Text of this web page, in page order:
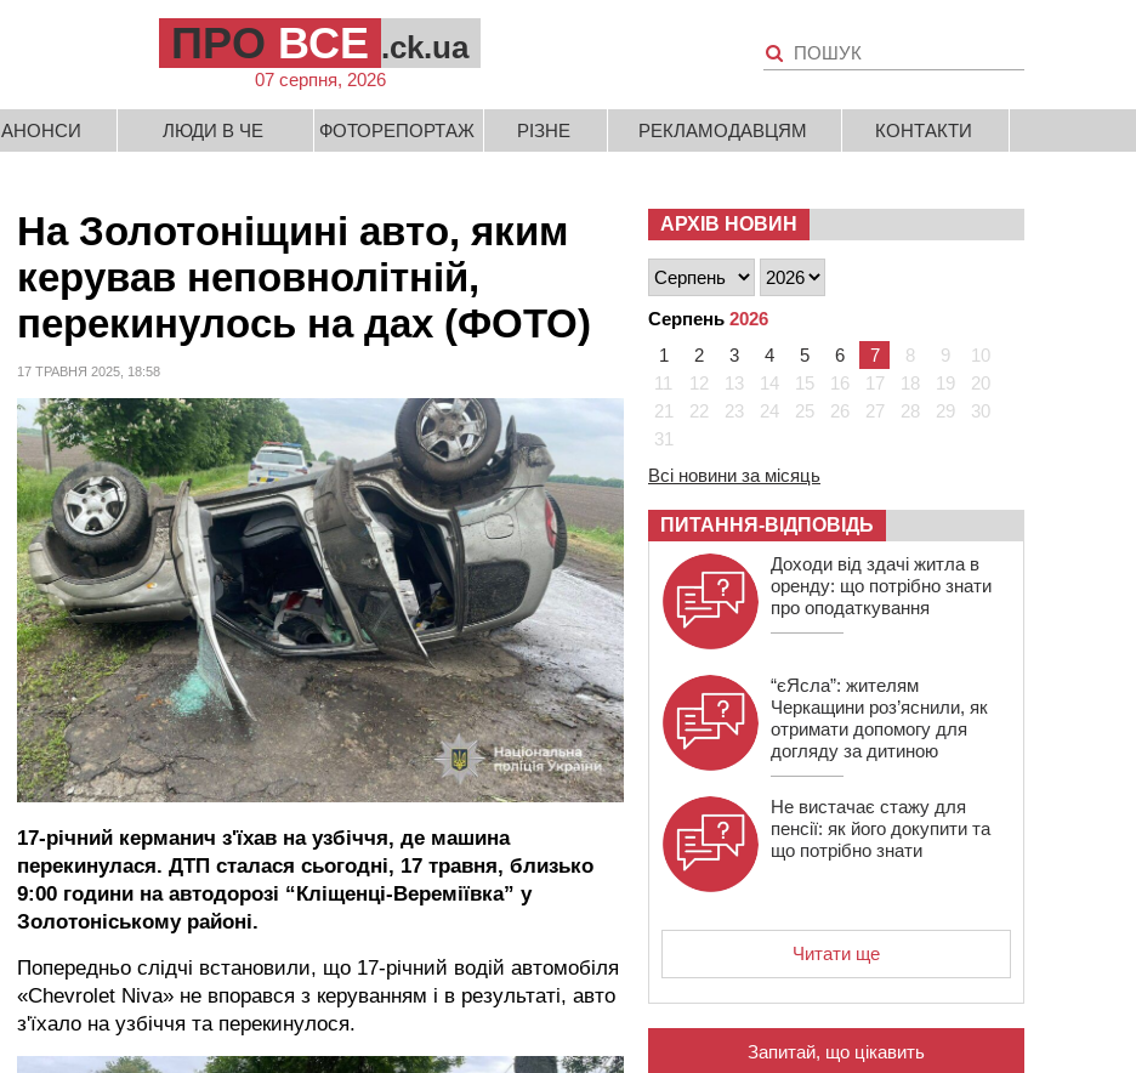
ПРО ВСЕ .ck.ua
07 серпня, 2026
АНОНСИ ЛЮДИ В ЧЕ ФОТОРЕПОРТАЖ РІЗНЕ РЕКЛАМОДАВЦЯМ КОНТАКТИ
На Золотоніщині авто, яким
керував неповнолітній,
перекинулось на дах (ФОТО)
17 ТРАВНЯ 2025, 18:58
17-річний керманич з'їхав на узбіччя, де машина
перекинулася. ДТП сталася сьогодні, 17 травня, близько
9:00 години на автодорозі “Кліщенці-Вереміївка” у
Золотоніському районі.
Попередньо слідчі встановили, що 17-річний водій автомобіля
«Chevrolet Niva» не впорався з керуванням і в результаті, авто
з'їхало на узбіччя та перекинулося.
АРХІВ НОВИН
Серпень 2026
1
2 3 4 5 6 7 8 9
10
11
12 13 14 15 16 17 18 19
20
21
22 23 24 25 26 27 28 29
30
31
Всі новини за місяць
ПИТАННЯ-ВІДПОВІДЬ
Доходи від здачі житла в
оренду: що потрібно знати
про оподаткування
“єЯсла”: жителям
Черкащини роз’яснили, як
отримати допомогу для
догляду за дитиною
Не вистачає стажу для
пенсії: як його докупити та
що потрібно знати
Читати ще
Запитай, що цікавить